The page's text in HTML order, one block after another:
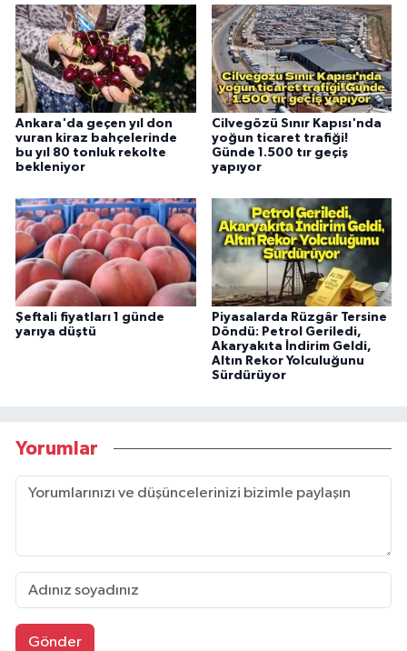
Ankara'da geçen yıl don
vuran kiraz bahçelerinde
bu yıl 80 tonluk rekolte
bekleniyor
Cilvegözü Sınır Kapısı'nda
yoğun ticaret trafiği!
Günde 1.500 tır geçiş
yapıyor
Şeftali fiyatları 1 günde
yarıya düştü
Piyasalarda Rüzgâr Tersine
Döndü: Petrol Geriledi,
Akaryakıta İndirim Geldi,
Altın Rekor Yolculuğunu
Sürdürüyor
Yorumlar
Gönder